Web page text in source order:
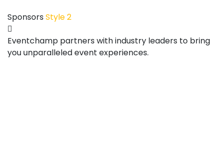
Sponsors Style 2
Eventchamp partners with industry leaders to bring
you unparalleled event experiences.